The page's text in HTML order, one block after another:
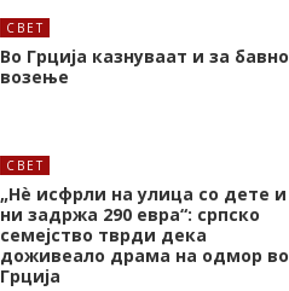
СВЕТ
Во Грција казнуваат и за бавно
возење
СВЕТ
„Нѐ исфрли на улица со дете и
ни задржа 290 евра“: српско
семејство тврди дека
доживеало драма на одмор во
Грција